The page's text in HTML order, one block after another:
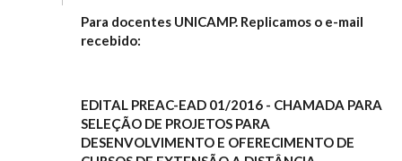
Para docentes UNICAMP. Replicamos o e-mail
recebido:
EDITAL PREAC-EAD 01/2016 - CHAMADA PARA
SELEÇÃO DE PROJETOS PARA
DESENVOLVIMENTO E OFERECIMENTO DE